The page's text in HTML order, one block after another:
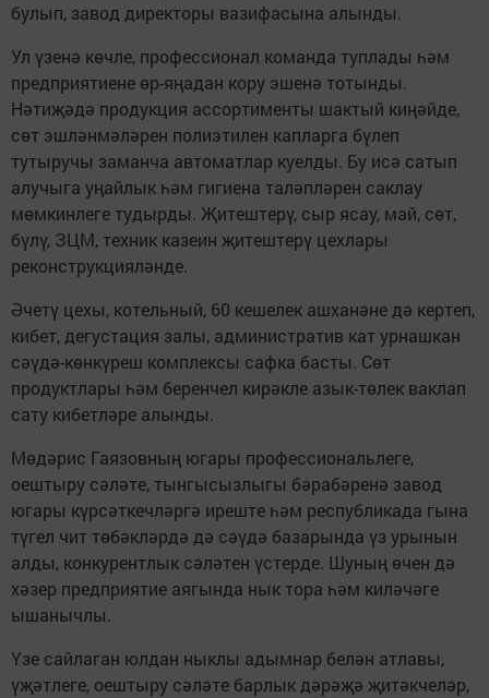
булып, завод директоры вазифасына алынды.
Ул үзенә көчле, профессионал команда туплады һәм
предприятиене өр-яңадан кору эшенә тотынды.
Нәтиҗәдә продукция ассортименты шактый киңәйде,
сөт эшләнмәләрен полиэтилен капларга бүлеп
тутыручы заманча автоматлар куелды. Бу исә сатып
алучыга уңайлык һәм гигиена таләпләрен саклау
мөмкинлеге тудырды. Җитештерү, сыр ясау, май, сөт,
бүлү, ЗЦМ, техник казеин җитештерү цехлары
реконструкцияләнде.
Әчетү цехы, котельный, 60 кешелек ашханәне дә кертеп,
кибет, дегустация залы, административ кат урнашкан
сәүдә-көнкүреш комплексы сафка басты. Сөт
продуктлары һәм беренчел кирәкле азык-төлек ваклап
сату кибетләре алынды.
Мөдәрис Гаязовның югары профессиональлеге,
оештыру сәләте, тынгысызлыгы бәрабәренә завод
югары күрсәткечләргә иреште һәм республикада гына
түгел чит төбәкләрдә дә сәүдә базарында үз урынын
алды, конкурентлык сәләтен үстерде. Шуның өчен дә
хәзер предприятие аягында нык тора һәм киләчәге
ышанычлы.
Үзе сайлаган юлдан ныклы адымнар белән атлавы,
үҗәтлеге, оештыру сәләте барлык дәрәҗә җитәкчеләр,